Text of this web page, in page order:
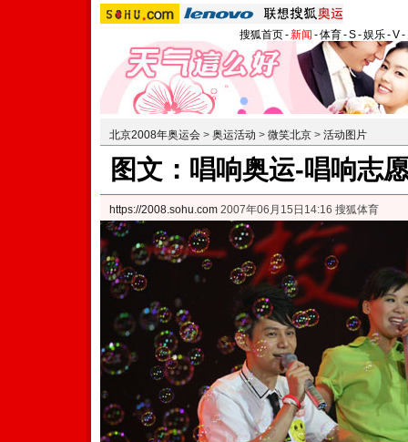
搜狐首页-新闻 -体育-S-娱乐-V-
北京2008年奥运会 > 奥运活动 > 微笑北京 > 活动图片
图文：唱响奥运-唱响志
https://2008.sohu.com 2007年06月15日14:16 搜狐体育